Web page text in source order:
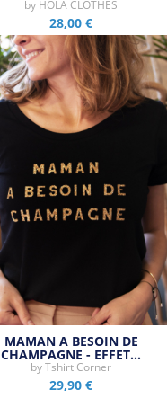
by HOLA CLOTHES
28,00 €
MAMAN A BESOIN DE
CHAMPAGNE - EFFET…
byTshirt Corner
29,90 €